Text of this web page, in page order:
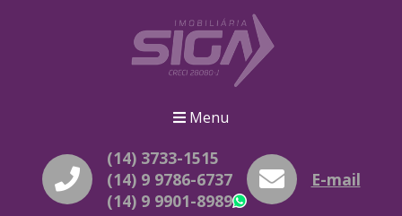
Menu
(14) 3733-1515
(14) 9 9786-6737
(14) 9 9901-8989
WhatsApp
E-mail